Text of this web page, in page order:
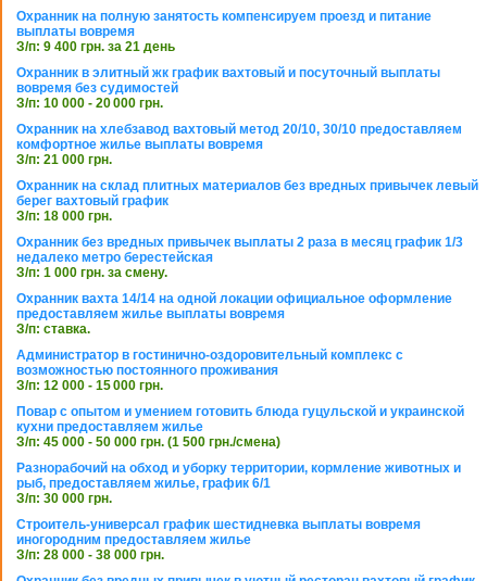
Охранник на полную занятость компенсируем проезд и питание
выплаты вовремя
З/п: 9 400 грн. за 21 день
Охранник в элитный жк график вахтовый и посуточный выплаты
вовремя без судимостей
З/п: 10 000 - 20 000 грн.
Охранник на хлебзавод вахтовый метод 20/10, 30/10 предоставляем
комфортное жилье выплаты вовремя
З/п: 21 000 грн.
Охранник на склад плитных материалов без вредных привычек левый
берег вахтовый график
З/п: 18 000 грн.
Охранник без вредных привычек выплаты 2 раза в месяц график 1/3
недалеко метро берестейская
З/п: 1 000 грн. за смену.
Охранник вахта 14/14 на одной локации официальное оформление
предоставляем жилье выплаты вовремя
З/п: ставка.
Администратор в гостинично-оздоровительный комплекс с
возможностью постоянного проживания
З/п: 12 000 - 15 000 грн.
Повар с опытом и умением готовить блюда гуцульской и украинской
кухни предоставляем жилье
З/п: 45 000 - 50 000 грн. (1 500 грн./смена)
Разнорабочий на обход и уборку территории, кормление животных и
рыб, предоставляем жилье, график 6/1
З/п: 30 000 грн.
Строитель-универсал график шестидневка выплаты вовремя
иногородним предоставляем жилье
З/п: 28 000 - 38 000 грн.